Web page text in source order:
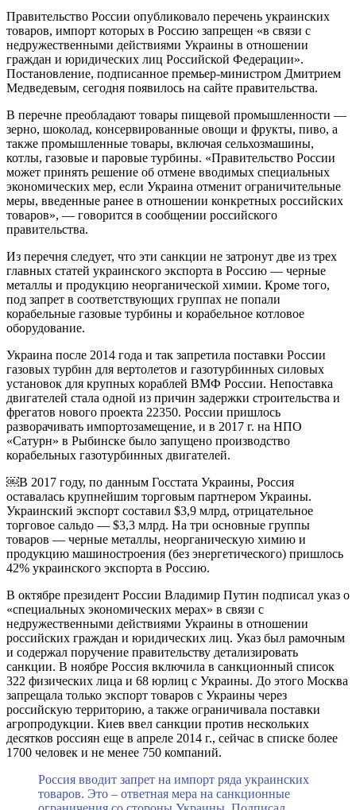
Правительство России опубликовало перечень украинских
товаров, импорт которых в Россию запрещен «в связи с
недружественными действиями Украины в отношении
граждан и юридических лиц Российской Федерации».
Постановление, подписанное премьер-министром Дмитрием
Медведевым, сегодня появилось на сайте правительства.
В перечне преобладают товары пищевой промышленности —
зерно, шоколад, консервированные овощи и фрукты, пиво, а
также промышленные товары, включая сельхозмашины,
котлы, газовые и паровые турбины. «Правительство России
может принять решение об отмене вводимых специальных
экономических мер, если Украина отменит ограничительные
меры, введенные ранее в отношении конкретных российских
товаров», — говорится в сообщении российского
правительства.
Из перечня следует, что эти санкции не затронут две из трех
главных статей украинского экспорта в Россию — черные
металлы и продукцию неорганической химии. Кроме того,
под запрет в соответствующих группах не попали
корабельные газовые турбины и корабельное котловое
оборудование.
Украина после 2014 года и так запретила поставки России
газовых турбин для вертолетов и газотурбинных силовых
установок для крупных кораблей ВМФ России. Непоставка
двигателей стала одной из причин задержки строительства и
фрегатов нового проекта 22350. России пришлось
разворачивать импортозамещение, и в 2017 г. на НПО
«Сатурн» в Рыбинске было запущено производство
корабельных газотурбинных двигателей.
￼В 2017 году, по данным Госстата Украины, Россия
оставалась крупнейшим торговым партнером Украины.
Украинский экспорт составил $3,9 млрд, отрицательное
торговое сальдо — $3,3 млрд. На три основные группы
товаров — черные металлы, неорганическую химию и
продукцию машиностроения (без энергетического) пришлось
42% украинского экспорта в Россию.
В октябре президент России Владимир Путин подписал указ о
«специальных экономических мерах» в связи с
недружественными действиями Украины в отношении
российских граждан и юридических лиц. Указ был рамочным
и содержал поручение правительству детализировать
санкции. В ноябре Россия включила в санкционный список
322 физических лица и 68 юрлиц с Украины. До этого Москва
запрещала только экспорт товаров с Украины через
российскую территорию, а также ограничивала поставки
агропродукции. Киев ввел санкции против нескольких
десятков россиян еще в апреле 2014 г., сейчас в списке более
1700 человек и не менее 750 компаний.
Россия вводит запрет на импорт ряда украинских
товаров. Это – ответная мера на санкционные